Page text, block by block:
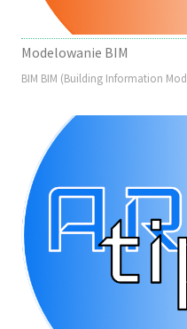
Modelowanie BIM
BIM BIM (Building Information